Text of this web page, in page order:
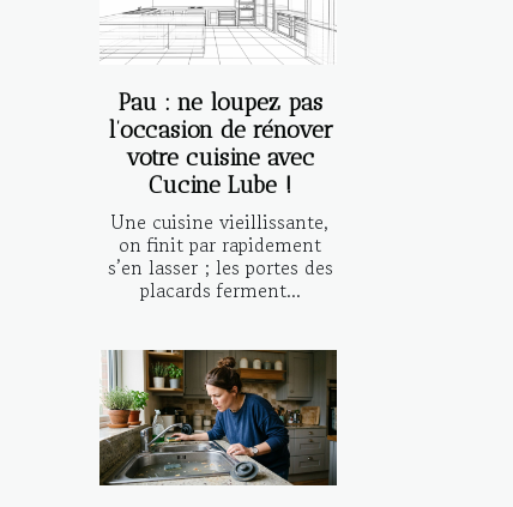
Pau : ne loupez pas
l’occasion de rénover
votre cuisine avec
Cucine Lube !
Une cuisine vieillissante,
on finit par rapidement
s’en lasser ; les portes des
placards ferment...